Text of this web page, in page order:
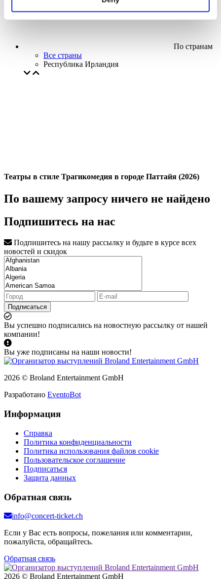
По странам
Все страны
Республика Ирландия
Театры в стиле Трагикомедия в городе Паттайя (2026)
По вашему запросу ничего не найдено
Подпишитесь на нас
Подпишитесь на нашу рассылку и будьте в курсе всех
новостей и скидок
Подписаться
Вы успешно подписались на новостную рассылку от нашей
компании!
Вы уже подписаны на наши новости!
2026 © Broland Entertainment GmbH
Разработано EventoBot
Информация
Справка
Политика конфиденциальности
Политика использования файлов cookie
Пользовательское соглашение
Подписаться
Защита данных
Обратная связь
info@concert-ticket.ch
Если у Вас есть вопросы, пожелания или комментарии,
пожалуйста, обращайтесь.
Обратная связь
2026 © Broland Entertainment GmbH